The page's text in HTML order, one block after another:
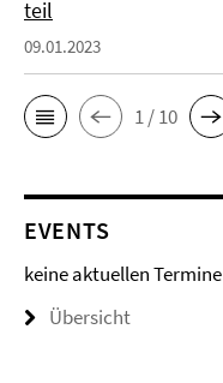
teil
09.01.2023
1 / 10
EVENTS
keine aktuellen Termine
Übersicht